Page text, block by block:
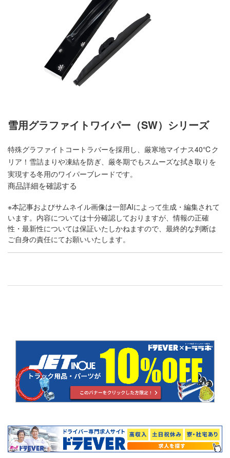
雪用グラファイトワイパー（SW）シリーズ
特殊グラファイトコートラバーを採用し、厳寒地マイナス40℃ク
リア！雪詰まりや凍結を防ぎ、厳冬期でもスムーズな拭き取りを
実現する冬用のワイパーブレードです。
商品詳細を確認する
※本記事およびサムネイル画像は一部AIによって生成・編集されて
います。内容については十分確認しておりますが、情報の正確
性・最新性については保証いたしかねますので、最終的な判断は
ご自身の責任にてお願いいたします。